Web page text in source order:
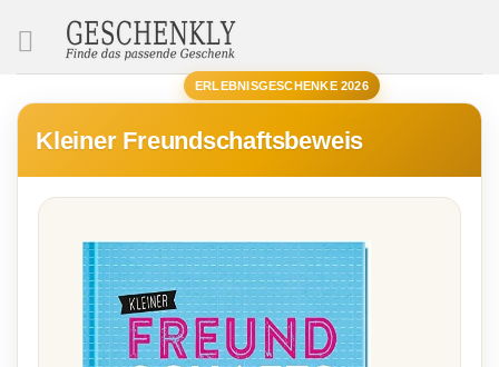
ERLEBNISGESCHENKE 2026
Kleiner Freundschaftsbeweis